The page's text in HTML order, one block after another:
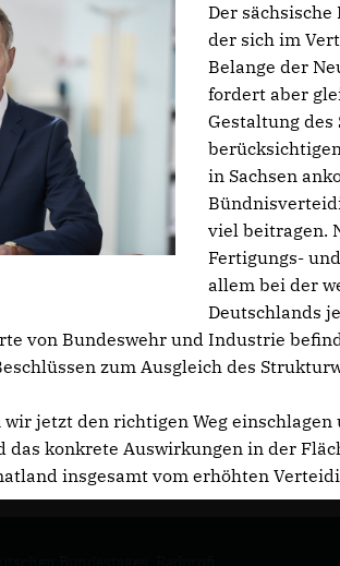
Der sächsische
der sich im
Belange der
fordert aber
Gestaltung
in Sachsen
viel beitragen.
Fertigungs-
allem bei der
Deutschlands
von Bundeswehr und Industrie
zum Ausgleich des
wir jetzt den richtigen Weg
konkrete Auswirkungen in der
insgesamt vom erhöhten
Bundestages, Radprofi,